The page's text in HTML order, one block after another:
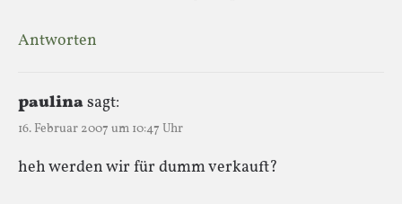
Antworten
paulinasagt:
16. Februar 2007 um 10:47 Uhr
heh werden wir für dumm verkauft?